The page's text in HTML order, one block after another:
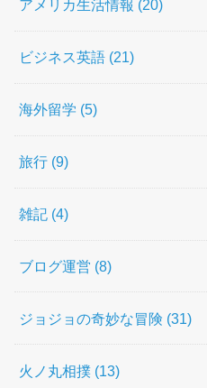
アメリカ生活情報 (20)
ビジネス英語 (21)
海外留学 (5)
旅行 (9)
雑記 (4)
ブログ運営 (8)
ジョジョの奇妙な冒険 (31)
火ノ丸相撲 (13)